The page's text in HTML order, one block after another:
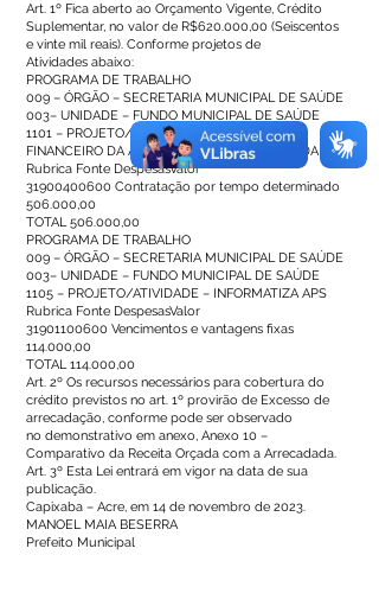
Art. 1º Fica aberto ao Orçamento Vigente, Crédito
Suplementar, no valor de R$620.000,00 (Seiscentos
e vinte mil reais). Conforme projetos de
Atividades abaixo:
PROGRAMA DE TRABALHO
009 – ÓRGÃO – SECRETARIA MUNICIPAL DE SAÚDE
003– UNIDADE – FUNDO MUNICIPAL DE SAÚDE
1101 – PROJETO/ATIVIDADE – INCENTIVO
FINANCEIRO DA APS – CAPTAÇÃO PONDERADA
Rubrica Fonte DespesasValor
31900400600 Contratação por tempo determinado
506.000,00
TOTAL 506.000,00
PROGRAMA DE TRABALHO
009 – ÓRGÃO – SECRETARIA MUNICIPAL DE SAÚDE
003– UNIDADE – FUNDO MUNICIPAL DE SAÚDE
1105 – PROJETO/ATIVIDADE – INFORMATIZA APS
Rubrica Fonte DespesasValor
31901100600 Vencimentos e vantagens fixas
114.000,00
TOTAL 114.000,00
Art. 2º Os recursos necessários para cobertura do
crédito previstos no art. 1º provirão de Excesso de
arrecadação, conforme pode ser observado
no demonstrativo em anexo, Anexo 10 –
Comparativo da Receita Orçada com a Arrecadada.
Art. 3º Esta Lei entrará em vigor na data de sua
publicação.
Capixaba – Acre, em 14 de novembro de 2023.
MANOEL MAIA BESERRA
Prefeito Municipal